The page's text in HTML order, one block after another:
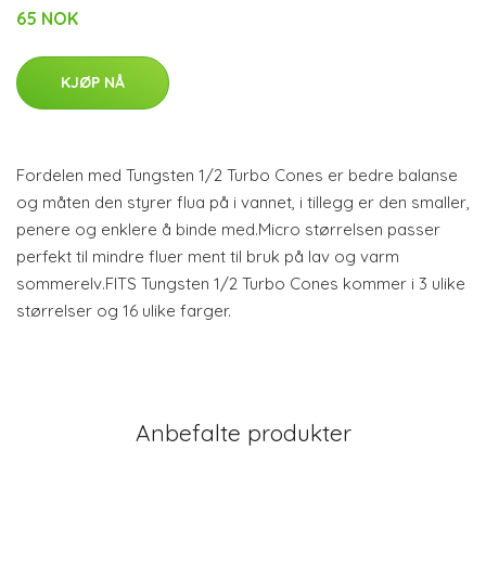
65 NOK
KJØP NÅ
Fordelen med Tungsten 1/2 Turbo Cones er bedre balanse
og måten den styrer flua på i vannet, i tillegg er den smaller,
penere og enklere å binde med.Micro størrelsen passer
perfekt til mindre fluer ment til bruk på lav og varm
sommerelv.FITS Tungsten 1/2 Turbo Cones kommer i 3 ulike
størrelser og 16 ulike farger.
Anbefalte produkter